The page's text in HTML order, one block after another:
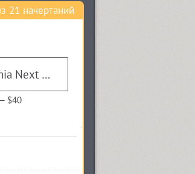
21 начертаний
Купить шрифт Alethia Next Medium Upright
$40